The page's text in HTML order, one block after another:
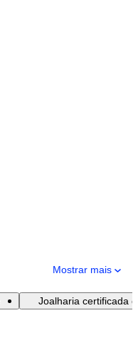
Mostrar mais
Joalharia certificada